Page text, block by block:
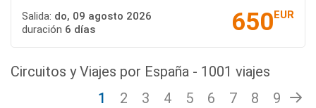
650EUR
Salida: do, 09 agosto 2026
duración 6 días
Circuitos y Viajes por España - 1001 viajes
1
2 3 4 5 6 7 8 9